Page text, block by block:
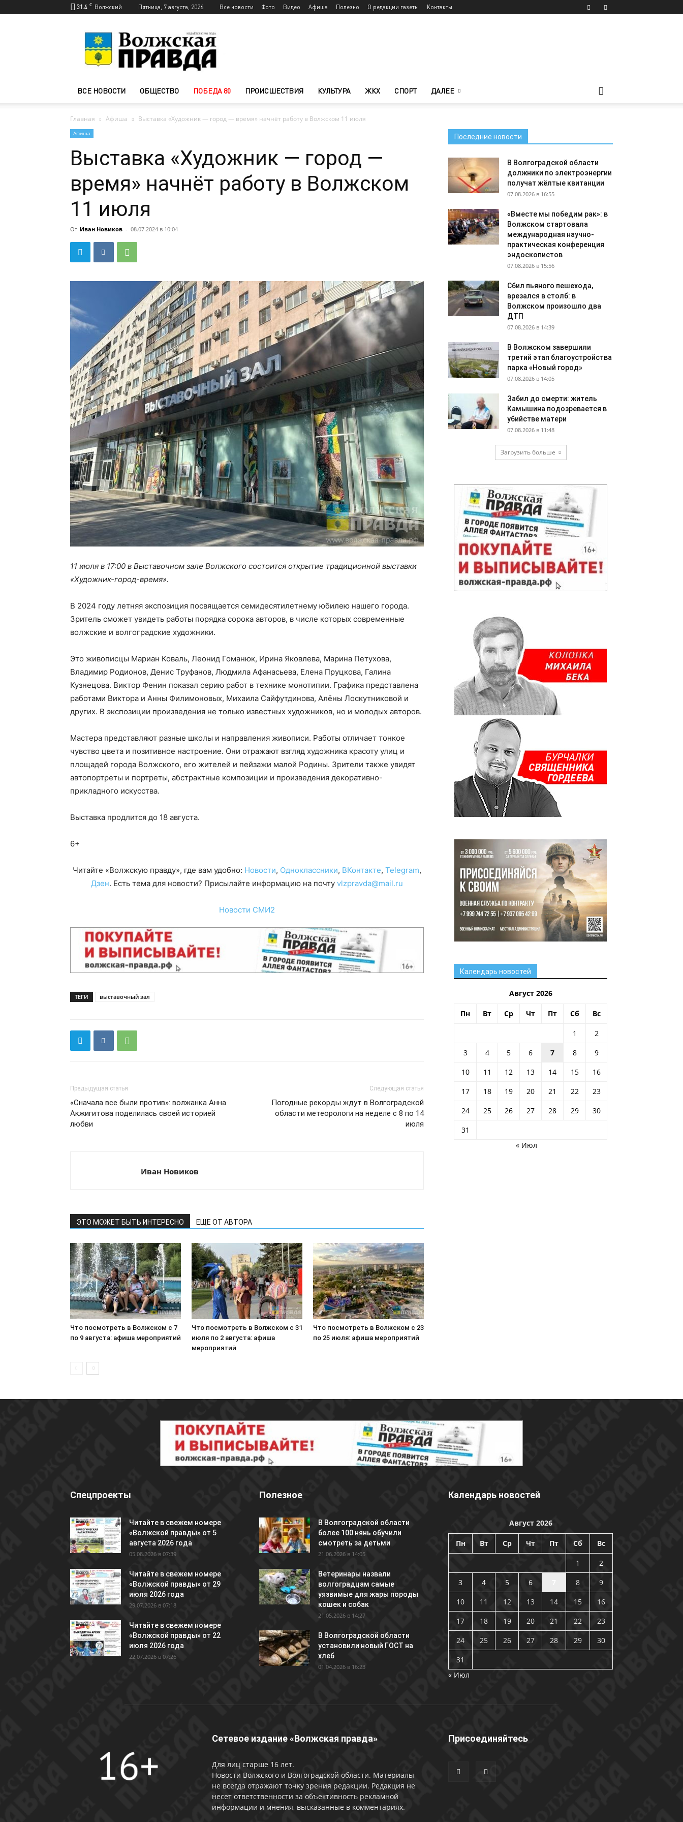
31.4 C Волжский Пятница, 7 августа, 2026 Все новости Фото Видео Афиша Полезно О редакции газеты Контакты
Волжского
—
Волжская
ВСЕ НОВОСТИ ОБЩЕСТВО ПОБЕДА 80 ПРОИСШЕСТВИЯ КУЛЬТУРА ЖКХ СПОРТ ДАЛЕЕ
Главная Афиша Выставка «Художник — город — время» начнёт работу в Волжском 11 июля
Афиша
Выставка «Художник — город —
время» начнёт работу в Волжском
11 июля
От Иван Новиков - 08.07.2024 в 10:04
11 июля в 17:00 в Выставочном зале Волжского состоится открытие традиционной выставки
«Художник-город-время».
В 2024 году летняя экспозиция посвящается семидесятилетнему юбилею нашего города.
Зритель сможет увидеть работы порядка сорока авторов, в числе которых современные
волжские и волгоградские художники.
Это живописцы Мариан Коваль, Леонид Гоманюк, Ирина Яковлева, Марина Петухова,
Владимир Родионов, Денис Труфанов, Людмила Афанасьева, Елена Пруцкова, Галина
Кузнецова. Виктор Фенин показал серию работ в технике монотипии. Графика представлена
работами Виктора и Анны Филимоновых, Михаила Сайфутдинова, Алёны Лоскутниковой и
других. В экспозиции произведения не только известных художников, но и молодых авторов.
Мастера представляют разные школы и направления живописи. Работы отличает тонкое
чувство цвета и позитивное настроение. Они отражают взгляд художника красоту улиц и
площадей города Волжского, его жителей и пейзажи малой Родины. Зрители также увидят
автопортреты и портреты, абстрактные композиции и произведения декоративно-
прикладного искусства.
Выставка продлится до 18 августа.
6+
Читайте «Волжскую правду», где вам удобно: Новости, Одноклассники, ВКонтакте, Telegram,
Дзен. Есть тема для новости? Присылайте информацию на почту vlzpravda@mail.ru
Новости СМИ2
ТЕГИ выставочный зал
Предыдущая статья
«Сначала все были против»: волжанка Анна
Акжигитова поделилась своей историей
любви
Следующая статья
Погодные рекорды ждут в Волгоградской
области метеорологи на неделе с 8 по 14
июля
Иван Новиков
ЭТО МОЖЕТ БЫТЬ ИНТЕРЕСНО ЕЩЕ ОТ АВТОРА
Что посмотреть в Волжском с 7
по 9 августа: афиша мероприятий
Что посмотреть в Волжском с 31
июля по 2 августа: афиша
мероприятий
Что посмотреть в Волжском с 23
по 25 июля: афиша мероприятий
Последние новости
В Волгоградской области
должники по электроэнергии
получат жёлтые квитанции
07.08.2026 в 16:55
«Вместе мы победим рак»: в
Волжском стартовала
международная научно-
практическая конференция
эндоскопистов
07.08.2026 в 15:56
Сбил пьяного пешехода,
врезался в столб: в
Волжском произошло два
ДТП
07.08.2026 в 14:39
В Волжском завершили
третий этап благоустройства
парка «Новый город»
07.08.2026 в 14:05
Забил до смерти: житель
Камышина подозревается в
убийстве матери
07.08.2026 в 11:48
Загрузить больше
Календарь новостей
Август 2026
Пн Вт Ср Чт Пт Сб Вс
1
2
3
4 5 6 7 8
9
10
11 12 13 14 15
16
17
18 19 20 21 22
23
24
25 26 27 28 29
30
31
« Июл
Спецпроекты
Читайте в свежем номере
«Волжской правды» от 5
августа 2026 года
05.08.2026 в 07:39
Читайте в свежем номере
«Волжской правды» от 29
июля 2026 года
29.07.2026 в 07:18
Читайте в свежем номере
«Волжской правды» от 22
июля 2026 года
22.07.2026 в 07:26
Полезное
В Волгоградской области
более 100 нянь обучили
смотреть за детьми
21.06.2026 в 14:05
Ветеринары назвали
волгоградцам самые
уязвимые для жары породы
кошек и собак
21.05.2026 в 14:27
В Волгоградской области
установили новый ГОСТ на
хлеб
01.04.2026 в 16:23
Календарь новостей
Август 2026
Пн Вт Ср Чт Пт Сб Вс
1
2
3
4 5 6 8
9
10
11 12 13 14 15
16
17
18 19 20 21 22
23
24
25 26 27 28 29
30
31
« Июл
Сетевое издание «Волжская правда»
Для лиц старше 16 лет.
Новости Волжского и Волгоградской области. Материалы
не всегда отражают точку зрения редакции. Редакция не
несет ответственности за объективность рекламной
информации и мнения, высказанные в комментариях.
Присоединяйтесь